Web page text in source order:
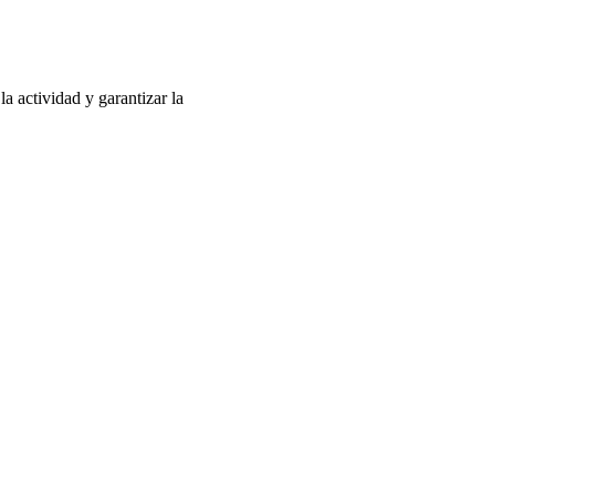
actividad y garantizar la